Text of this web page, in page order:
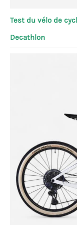
Test du vélo de
Decathlon